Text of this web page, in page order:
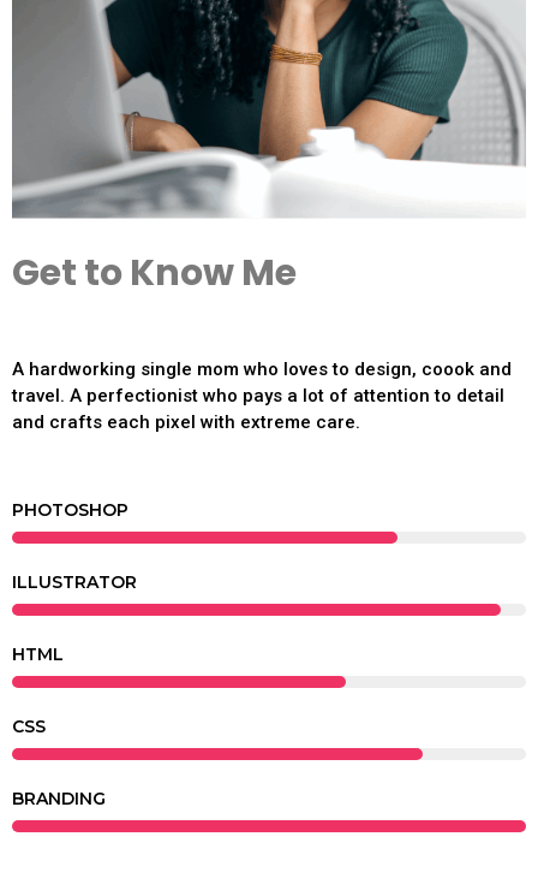
Get to Know Me
A hardworking single mom who loves to design, coook and
travel. A perfectionist who pays a lot of attention to detail
and crafts each pixel with extreme care.
PHOTOSHOP
ILLUSTRATOR
HTML
CSS
BRANDING